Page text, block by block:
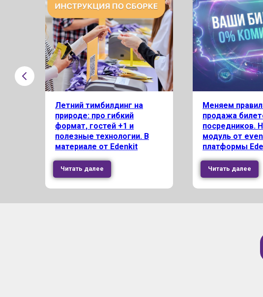
Летний тимбилдинг на
природе: про гибкий
формат, гостей +1 и
полезные технологии. В
материале от Edenkit
Читать далее
Меняем
продажа
посредников.
модуль от
платформы
Читать далее